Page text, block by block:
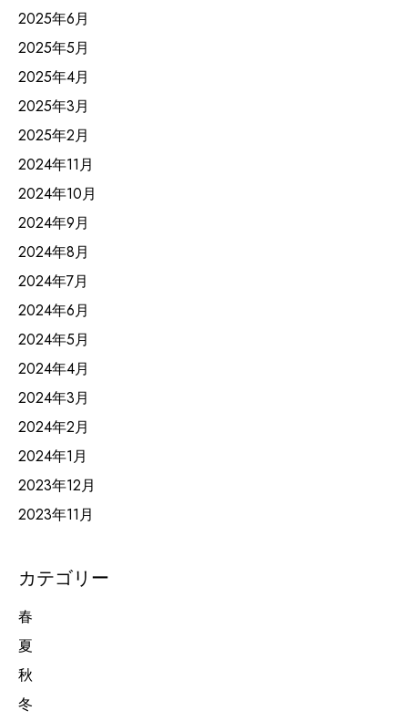
2025年6月
2025年5月
2025年4月
2025年3月
2025年2月
2024年11月
2024年10月
2024年9月
2024年8月
2024年7月
2024年6月
2024年5月
2024年4月
2024年3月
2024年2月
2024年1月
2023年12月
2023年11月
カテゴリー
春
夏
秋
冬